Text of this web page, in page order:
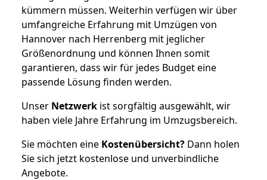
kümmern müssen. Weiterhin verfügen wir über
umfangreiche Erfahrung mit Umzügen von
Hannover nach Herrenberg mit jeglicher
Größenordnung und können Ihnen somit
garantieren, dass wir für jedes Budget eine
passende Lösung finden werden.
Unser Netzwerk ist sorgfältig ausgewählt, wir
haben viele Jahre Erfahrung im Umzugsbereich.
Sie möchten eine Kostenübersicht? Dann holen
Sie sich jetzt kostenlose und unverbindliche
Angebote.